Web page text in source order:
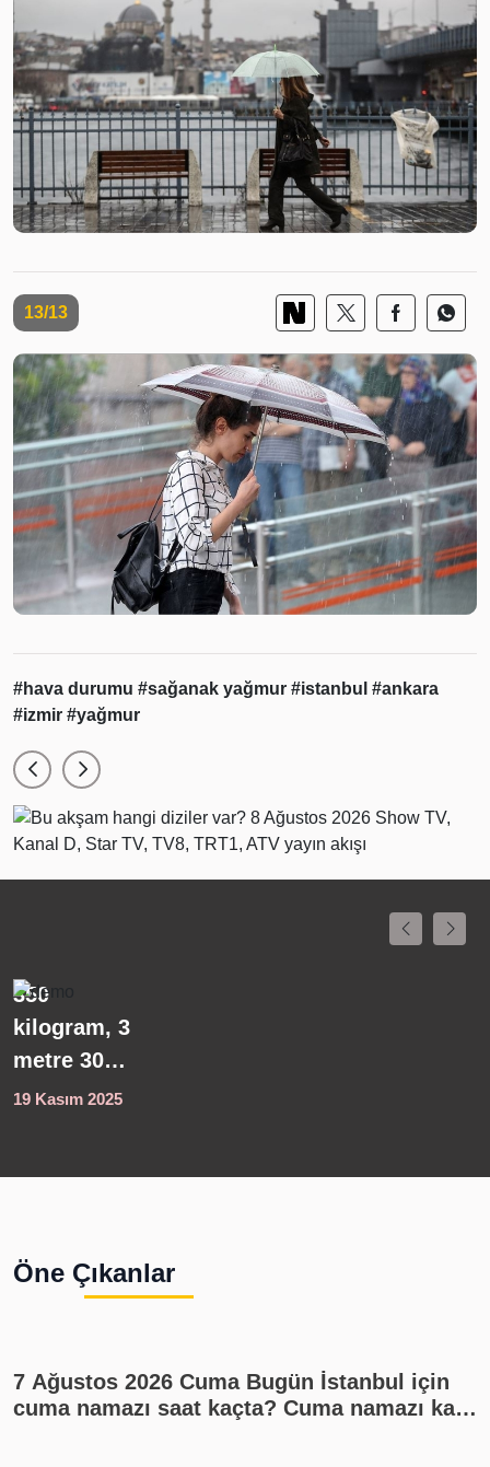
13/13
#hava durumu #sağanak yağmur #istanbul #ankara
#izmir #yağmur
Binlerce yıl
önce yaşamış
medeniyetlere
ışık tutuyor...
sergilendi!
21 Ağustos 2025
Öne Çıkanlar
7 Ağustos 2026 Cuma Bugün İstanbul için
cuma namazı saat kaçta? Cuma namazı kaç